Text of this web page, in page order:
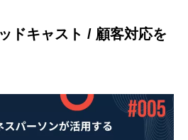
ドキャスト / 顧客対応を